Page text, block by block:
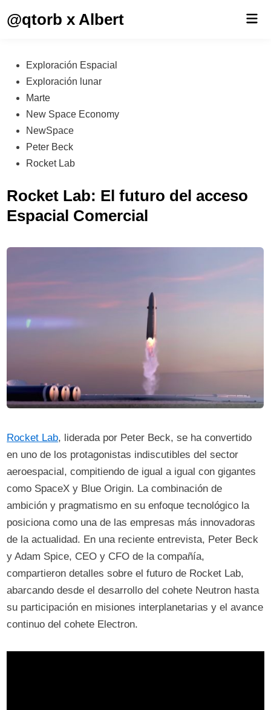
@qtorb x Albert
Publicado
en
Exploración Espacial
Exploración lunar
Marte
New Space Economy
NewSpace
Peter Beck
Rocket Lab
Rocket Lab: El futuro del acceso
Espacial Comercial
Rocket Lab, liderada por Peter Beck, se ha convertido
en uno de los protagonistas indiscutibles del sector
aeroespacial, compitiendo de igual a igual con gigantes
como SpaceX y Blue Origin. La combinación de
ambición y pragmatismo en su enfoque tecnológico la
posiciona como una de las empresas más innovadoras
de la actualidad. En una reciente entrevista, Peter Beck
y Adam Spice, CEO y CFO de la compañía,
compartieron detalles sobre el futuro de Rocket Lab,
abarcando desde el desarrollo del cohete Neutron hasta
su participación en misiones interplanetarias y el avance
continuo del cohete Electron.